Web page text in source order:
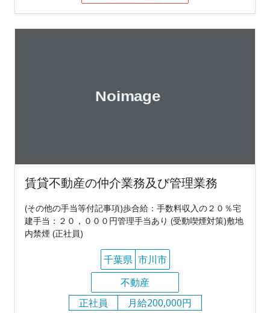
賃貸不動産の仲介業務及び管理業務
(その他の手当等付記事項)歩合給：手数料収入の２０％宅
建手当：２０，０００円管理手当あり (受動喫煙対策)敷地
内禁煙 (正社員)
千葉県 市川市
不動産
正社員
月給200,000円